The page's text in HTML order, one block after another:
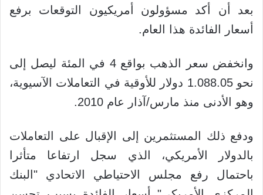
بعد أن أكد مسؤولون أمريكيون التوقعات برفع
أسعار الفائدة هذا العام.
وانخفض سعر الذهب بواقع 4 في المئة ليصل إلى
نحو 1.088.05 دولار للأوقية في التعاملات الآسيوية،
وهو الأدنى منذ مارس/آذار عام 2010.
ودفع ذلك المستثمرين إلى الإقبال على التعاملات
بالدولار الأمريكي، الذي سجل ارتفاعا متأثرا
باحتمال رفع مجلس الاحتياطي الاتحادي "البنك